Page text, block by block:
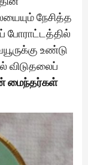
நேசித்த
போராட்டத்தில்
உண்டு
விடுதலைப்
மைந்தர்கள்